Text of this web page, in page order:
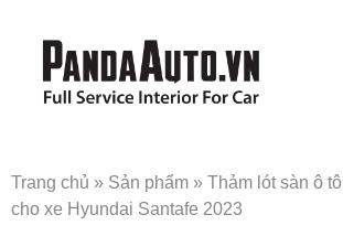
Trang chủ » Sản phẩm » Thảm lót sàn ô tô
cho xe Hyundai Santafe 2023